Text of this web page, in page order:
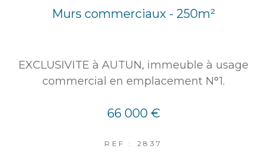
Murs commerciaux - 250m²
EXCLUSIVITE à AUTUN, immeuble à usage
commercial en emplacement N°1.
66 000 €
REF : 2837